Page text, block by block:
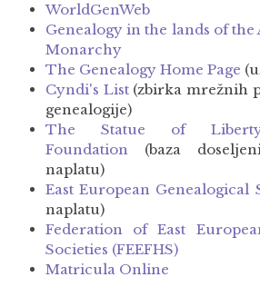
WorldGenWeb
Genealogy in the lands of
Monarchy
The Genealogy Home Page
Cyndi's List (zbirka mrežnih
genealogije)
The Statue of
Foundation (baza
naplatu)
East European Genealogical
naplatu)
Federation of East
Societies (FEEFHS)
Matricula Online